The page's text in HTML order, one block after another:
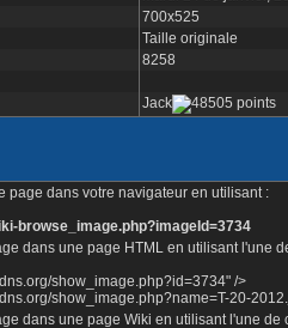
700x525
Taille originale
8258
Jack
page dans votre navigateur en utilisant :
browse_image.php?imageId=3734
dans une page HTML en utilisant l'une
show_image.php?id=3734" />
show_image.php?name=T-20-
dans une page Wiki en utilisant l'une de